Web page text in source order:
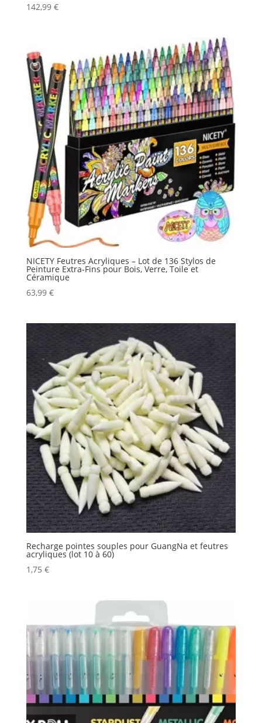
142,99 €
NICETY Feutres Acryliques – Lot de 136 Stylos de
Peinture Extra-Fins pour Bois, Verre, Toile et
Céramique
63,99 €
Recharge pointes souples pour GuangNa et feutres
acryliques (lot 10 à 60)
1,75 €